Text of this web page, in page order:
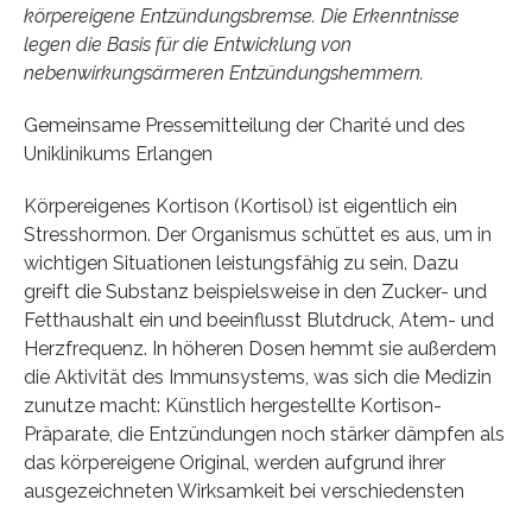
körpereigene Entzündungsbremse. Die Erkenntnisse
legen die Basis für die Entwicklung von
nebenwirkungsärmeren Entzündungshemmern.
Gemeinsame Pressemitteilung der Charité und des
Uniklinikums Erlangen
Körpereigenes Kortison (Kortisol) ist eigentlich ein
Stresshormon. Der Organismus schüttet es aus, um in
wichtigen Situationen leistungsfähig zu sein. Dazu
greift die Substanz beispielsweise in den Zucker- und
Fetthaushalt ein und beeinflusst Blutdruck, Atem- und
Herzfrequenz. In höheren Dosen hemmt sie außerdem
die Aktivität des Immunsystems, was sich die Medizin
zunutze macht: Künstlich hergestellte Kortison-
Präparate, die Entzündungen noch stärker dämpfen als
das körpereigene Original, werden aufgrund ihrer
ausgezeichneten Wirksamkeit bei verschiedensten